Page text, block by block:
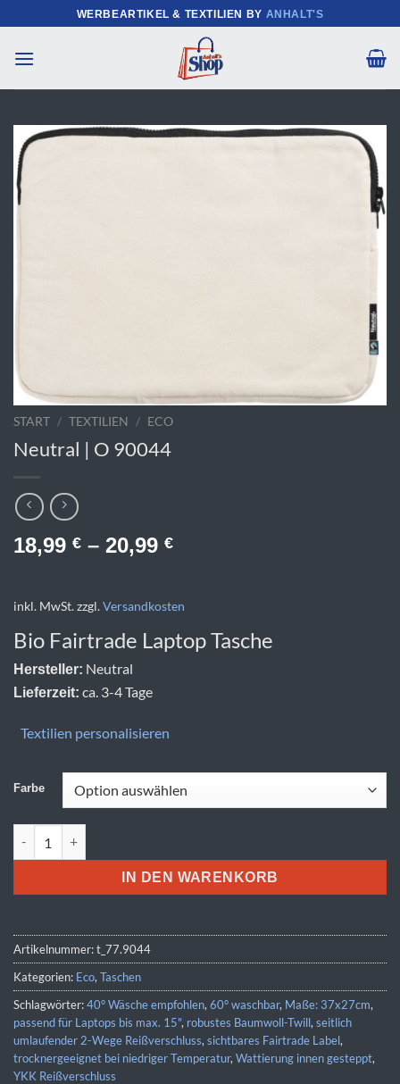
Inhalt
springen
WERBEARTIKEL & TEXTILIEN BY ANHALT'S
START / TEXTILIEN / ECO
Neutral | O 90044
18,99 € – 20,99 €
inkl. MwSt.zzgl.Versandkosten
Bio Fairtrade Laptop Tasche
Hersteller: Neutral
Lieferzeit: ca. 3-4 Tage
Textilien personalisieren
Farbe
IN DEN WARENKORB
Artikelnummer:t_77.9044
Kategorien: Eco, Taschen
Schlagwörter:40° Wäsche empfohlen, 60° waschbar, Maße: 37x27cm,
passend für Laptops bis max. 15", robustes Baumwoll-Twill, seitlich
umlaufender 2-Wege Reißverschluss, sichtbares Fairtrade Label,
trocknergeeignet bei niedriger Temperatur, Wattierung innen gesteppt,
YKK Reißverschluss